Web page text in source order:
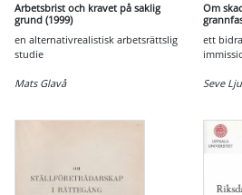
Arbetsbrist och kravet på saklig
grund (1999)
en alternativrealistisk arbetsrättslig
studie
Mats Glavå
Om
ett
Seve